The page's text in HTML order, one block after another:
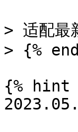
> 适配最
> {%
{% hint